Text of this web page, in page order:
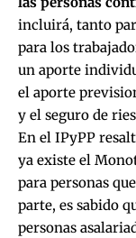
incluirá, tanto
para los
un aporte
el aporte
y el seguro de
En el IPyPP
ya existe el
para personas
parte, es sabido
personas